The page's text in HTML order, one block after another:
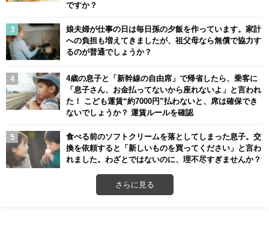
ですか？
娘夫婦が仕事の日は毎日孫の夕飯を作っています。家計
への負担も増えてきましたが、祖父母なら無償で協力す
るのが普通でしょうか？
4歳の息子と「新幹線の自由席」で帰省したら、乗客に
「息子さん、お金払ってないから座れないよ」と言われ
た！ こども運賃“約7000円”払わないと、席は確保でき
ないでしょうか？ 運賃ルールを確認
食べる前のソフトクリームを落としてしまった息子。交
換を依頼すると「新しいものを買ってください」と言わ
れました。わざとではないのに、理不尽すぎませんか？
さらに見る